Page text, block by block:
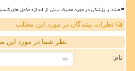
هشدار پزشکی در مورد مصرف بیش از اندازه مکمل های
نظرات بینندگان در مورد این مطلب
نظر شما در مورد این
نام: